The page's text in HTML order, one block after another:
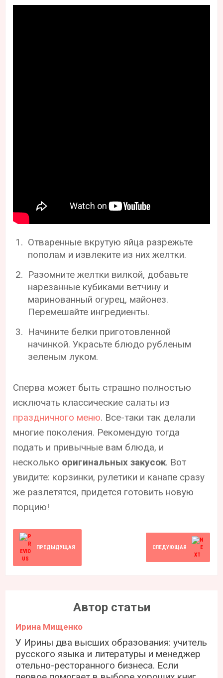
Отваренные вкрутую яйца разрежьте
пополам и извлеките из них желтки.
Разомните желтки вилкой, добавьте
нарезанные кубиками ветчину и
маринованный огурец, майонез.
Перемешайте ингредиенты.
Начините белки приготовленной
начинкой. Украсьте блюдо рубленым
зеленым луком.
Сперва может быть страшно полностью
исключать классические салаты из
праздничного меню. Все-таки так делали
многие поколения. Рекомендую тогда
подать и привычные вам блюда, и
несколько оригинальных закусок. Вот
увидите: корзинки, рулетики и канапе сразу
же разлетятся, придется готовить новую
порцию!
ПРЕДЫДУЩАЯ СЛЕДУЮЩАЯ
Автор статьи
Ирина Мищенко
У Ирины два высших образования: учитель
русского языка и литературы и менеджер
отельно-ресторанного бизнеса. Если